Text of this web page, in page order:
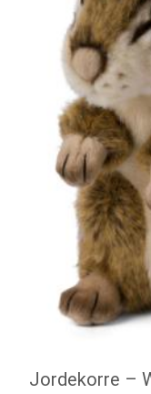
Jordekorre –